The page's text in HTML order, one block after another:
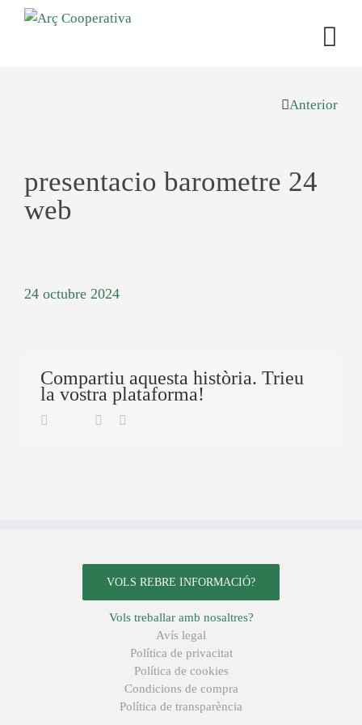
Anterior
presentacio barometre 24
web
24 octubre 2024
Compartiu aquesta història. Trieu
la vostra plataforma!
Facebook
TwitterLinkedin
VOLS REBRE INFORMACIÓ?
Vols treballar amb nosaltres?
Avís legal
Política de privacitat
Política de cookies
Condicions de compra
Política de transparència